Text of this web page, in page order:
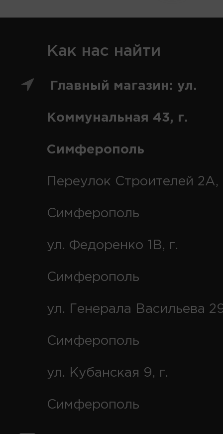
Как нас найти
Главный магазин: ул.
Коммунальная 43, г.
Симферополь
Переулок Строителей 2А,
Симферополь
ул. Федоренко 1В, г.
Симферополь
ул. Генерала Васильева
Симферополь
ул. Кубанская 9, г.
Симферополь